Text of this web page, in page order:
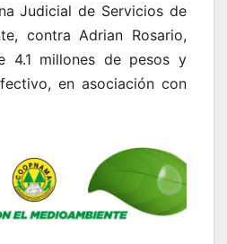
Judicial de Servicios de
contra Adrian Rosario,
4.1 millones de pesos y
en asociación con